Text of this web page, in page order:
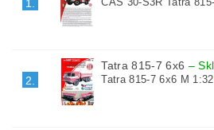
1.
2.
Tatra 815-7 6x6 –
Tatra 815-7 6x6 M 1:32